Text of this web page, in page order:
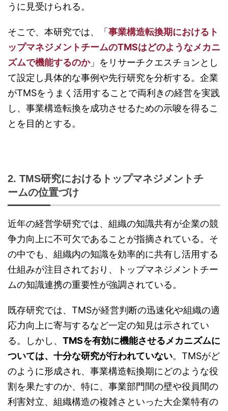
うに見受けられる。
そこで、本研究では、「事業構造転換期におけるト
ップマネジメントチームのTMSはどのようなメカニ
ズムで機能するのか」をリサーチクエスチョンとし
て設定し具体的な事例や先行研究を分析する。企業
がTMSをうまく活用することで両利きの経営を実践
し、事業構造転換を成功させるための示唆を得るこ
とを目的とする。
2. TMS研究におけるトップマネジメントチ
ームの位置づけ
近年の経営学研究では、組織の知識共有が企業の競
争力向上に不可欠であることが指摘されている。そ
の中でも、組織内の知識を効率的に共有し活用する
仕組みが注目されており、トップマネジメントチー
ムの知識連携の重要性が強調されている。
既存研究では、TMSが経営判断の迅速化や組織の適
応力向上に寄与するなど一定の知見は示されてい
る。しかし、 TMSを有効に機能させるメカニズムに
ついては、十分な研究が行われていない。TMSがど
のように形成され、事業構造転換期にどのような役
割を果たすのか、特に、事業部門間の壁や役員間の
利害対立、組織構造の複雑さといった大企業特有の